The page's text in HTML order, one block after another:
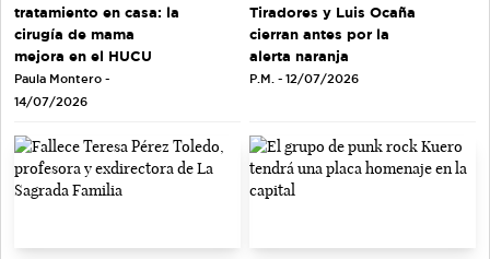
tratamiento en casa: la
cirugía de mama
mejora en el HUCU
Paula Montero -
14/07/2026
Tiradores y Luis Ocaña
cierran antes por la
alerta naranja
P.M. - 12/07/2026